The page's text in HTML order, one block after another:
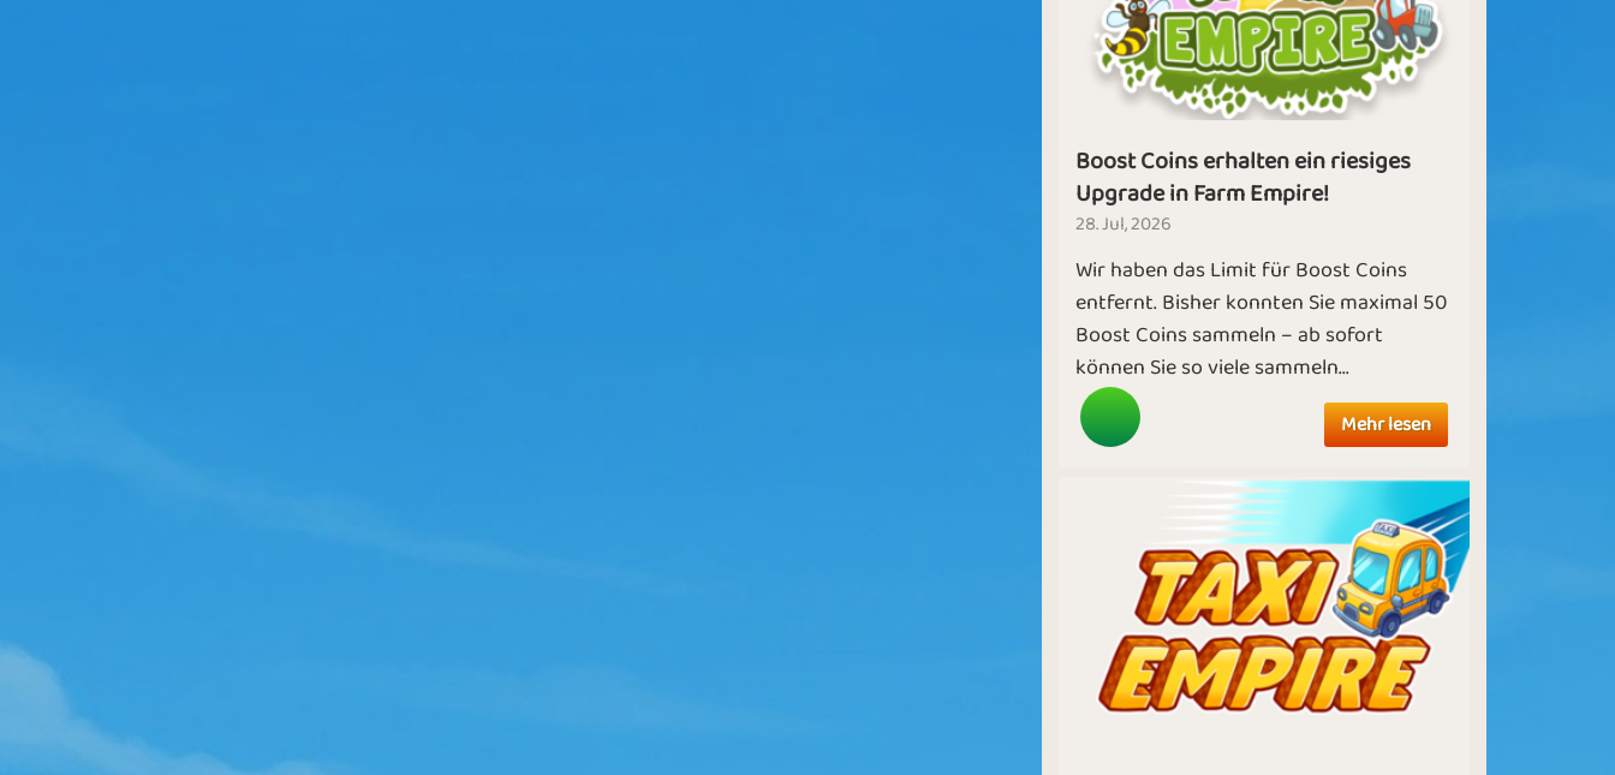
Boost Coins erhalten ein riesiges
Upgrade in Farm Empire!
28. Jul, 2026
Wir haben das Limit für Boost Coins
entfernt. Bisher konnten Sie maximal 50
Boost Coins sammeln – ab sofort
können Sie so viele sammeln...
Mehr lesen